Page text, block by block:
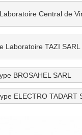
Central de
Laboratoire TAZI SARL
BROSAHEL SARL
ELECTRO TADART